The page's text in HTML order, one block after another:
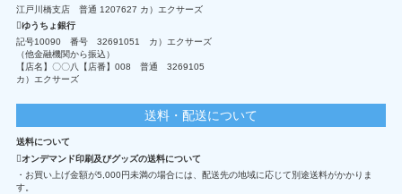
江戸川橋支店 普通 1207627 カ）エクサーズ
ゆうちょ銀行
記号10090 番号 32691051 カ）エクサーズ
（他金融機関から振込）
【店名】〇〇八【店番】008 普通 3269105
カ）エクサーズ
送料・配送について
送料について
オンデマンド印刷及びグッズの送料について
・お買い上げ金額が5,000円未満の場合には、配送先の地域に応じて別途送料がかかりま
す。